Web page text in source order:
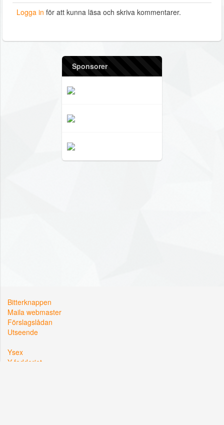
Logga in för att kunna läsa och skriva kommentarer.
Sponsorer
Bitterknappen
Maila webmaster
Förslagslådan
Utseende
Ysex
Y-fadderiet